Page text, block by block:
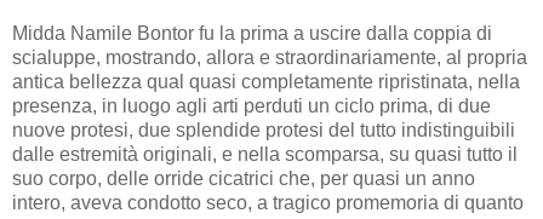
Midda Namile Bontor fu la prima a uscire dalla coppia di
scialuppe, mostrando, allora e straordinariamente, al propria
antica bellezza qual quasi completamente ripristinata, nella
presenza, in luogo agli arti perduti un ciclo prima, di due
nuove protesi, due splendide protesi del tutto indistinguibili
dalle estremità originali, e nella scomparsa, su quasi tutto il
suo corpo, delle orride cicatrici che, per quasi un anno
intero, aveva condotto seco, a tragico promemoria di quanto